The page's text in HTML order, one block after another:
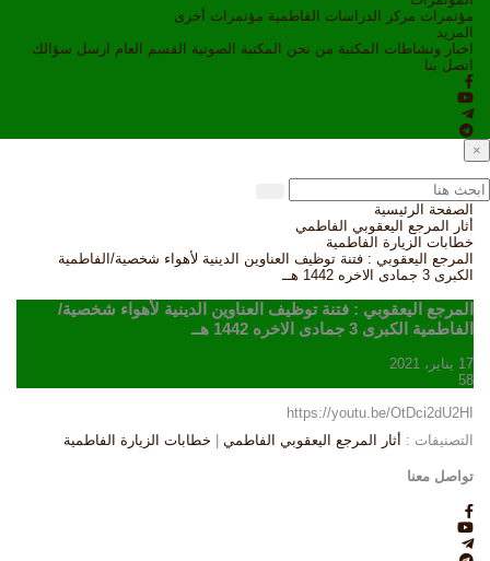
مؤتمرات مركز الدراسات الفاطمية مؤتمرات أخرى
المزيد
اخبار ونشاطات
المكتبة من نحن المكتبة الصوتية القسم العام ارسل سؤالك
اتصل بنا
×
الصفحة الرئيسية
أثار المرجع اليعقوبي الفاطمي
خطابات الزيارة الفاطمية
المرجع اليعقوبي : فتنة توظيف العناوين الدينية لأهواء شخصية/الفاطمية
الكبرى 3 جمادى الاخره 1442 هــ
المرجع اليعقوبي : فتنة توظيف العناوين الدينية لأهواء شخصية/
الفاطمية الكبرى 3 جمادى الاخره 1442 هــ
17 يناير، 2021
58
https://youtu.be/OtDci2dU2HI
التصنيفات : أثار المرجع اليعقوبي الفاطمي خطابات الزيارة الفاطمية
تواصل معنا